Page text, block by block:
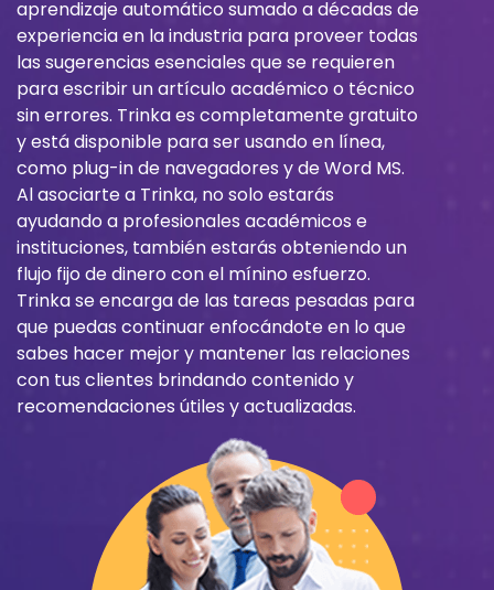
aprendizaje automático sumado a décadas de
experiencia en la industria para proveer todas
las sugerencias esenciales que se requieren
para escribir un artículo académico o técnico
sin errores. Trinka es completamente gratuito
y está disponible para ser usando en línea,
como plug-in de navegadores y de Word MS.
Al asociarte a Trinka, no solo estarás
ayudando a profesionales académicos e
instituciones, también estarás obteniendo un
flujo fijo de dinero con el mínino esfuerzo.
Trinka se encarga de las tareas pesadas para
que puedas continuar enfocándote en lo que
sabes hacer mejor y mantener las relaciones
con tus clientes brindando contenido y
recomendaciones útiles y actualizadas.